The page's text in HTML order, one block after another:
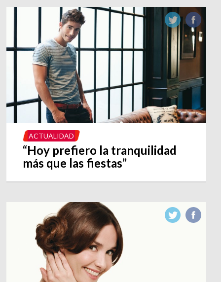
ACTUALIDAD
“Hoy prefiero la tranquilidad
más que las fiestas”